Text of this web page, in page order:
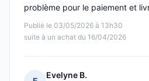
Publié le 03/05/2026 à 13h30
suite à un achat du 16/04/2026
problème pour le paiement et
Evelyne B.